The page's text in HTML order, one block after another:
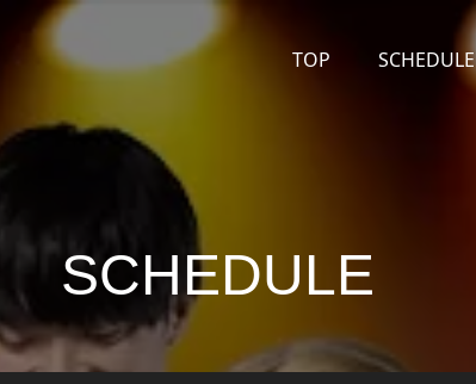
TOP SCHEDULE
SCHEDULE